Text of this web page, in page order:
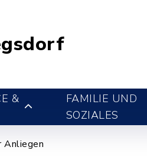
&
FAMILIE UND
SOZIALES
Anliegen